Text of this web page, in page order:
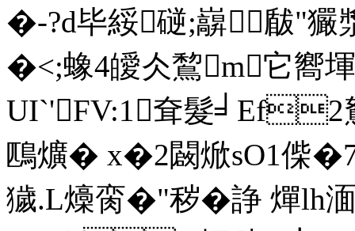
�-?d毕綏磀;巐瞂"玁
�<;蟓4皧仌鵹m它嚮
UI`'FV:1耷髮╛Ef2鴽"
鴄爌� x�2闙焮sO1偨
獩.L燺脔�"秽�諍 燀